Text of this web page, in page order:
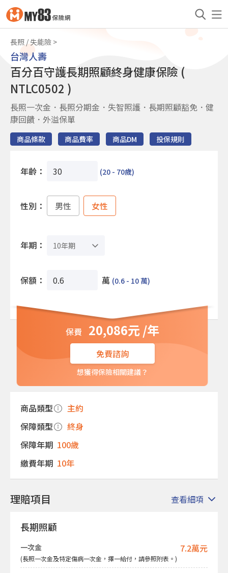
長照 / 失能險
台灣人壽
百分百守護長期照顧終身健康保險 (
NTLC0502 )
長照一次金．長照分期金．失智照護．長期照顧豁免．健
康回饋．外溢保單
商品條款 商品費率 商品DM 投保規則
年齡： (20 - 70歲)
性別： 男性 女性
年期：
保額： 萬 (0.6 - 10 萬)
20,086元 /年
免費諮詢
想獲得保險相關建議？
商品類型
主約
保障類型
終身
保障年期 100歲
繳費年期 10年
理賠項目 查看細項
長期照顧
一次金 7.2萬元
(長照一次金及特定傷病一次金，擇一給付，請參照附表。)